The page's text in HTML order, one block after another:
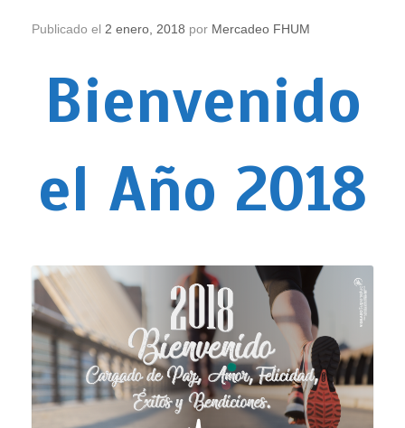
Publicado el 2 enero, 2018 por Mercadeo FHUM
Bienvenido
el Año 2018